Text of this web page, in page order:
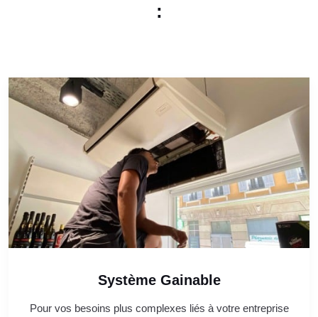
:
Système Gainable
Pour vos besoins plus complexes liés à votre entreprise